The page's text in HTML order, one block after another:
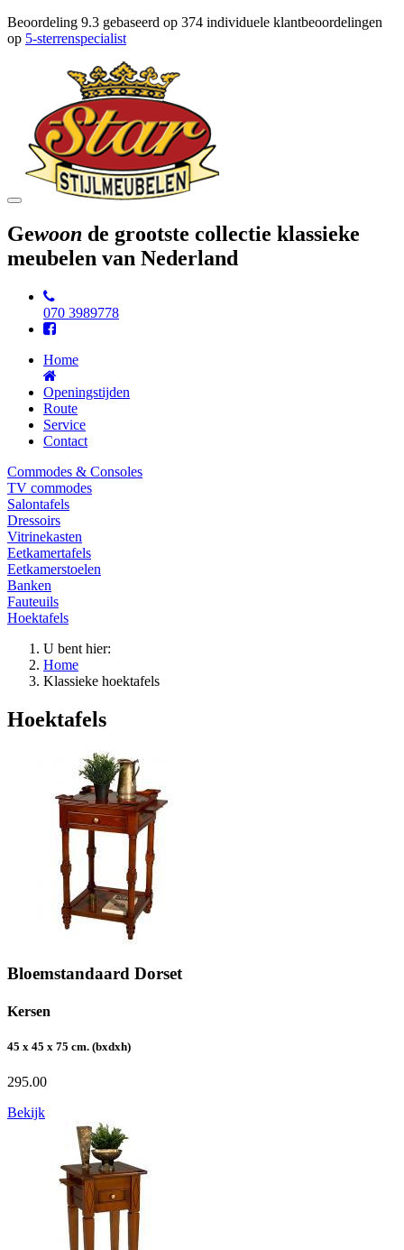
Beoordeling 9.3 gebaseerd op 374 individuele klantbeoordelingen
op 5-sterrenspecialist
Toggle
Gewoon de grootste collectie klassieke
meubelen van Nederland
070 3989778
Home
Openingstijden
Route
Service
Contact
Commodes & Consoles
TV commodes
Salontafels
Dressoirs
Vitrinekasten
Eetkamertafels
Eetkamerstoelen
Banken
Fauteuils
Hoektafels
U bent hier:
Home
Klassieke hoektafels
Hoektafels
Bloemstandaard Dorset
Kersen
45 x 45 x 75 cm. (bxdxh)
295.00
Bekijk